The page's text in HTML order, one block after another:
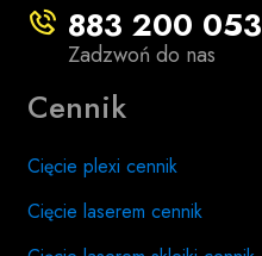
883 200 053
Zadzwoń do nas
Cennik
Cięcie plexi cennik
Cięcie laserem cennik